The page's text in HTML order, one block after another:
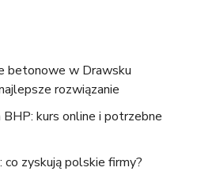
betonowe w Drawsku
rozwiązanie
kurs online i potrzebne
co zyskują polskie firmy?